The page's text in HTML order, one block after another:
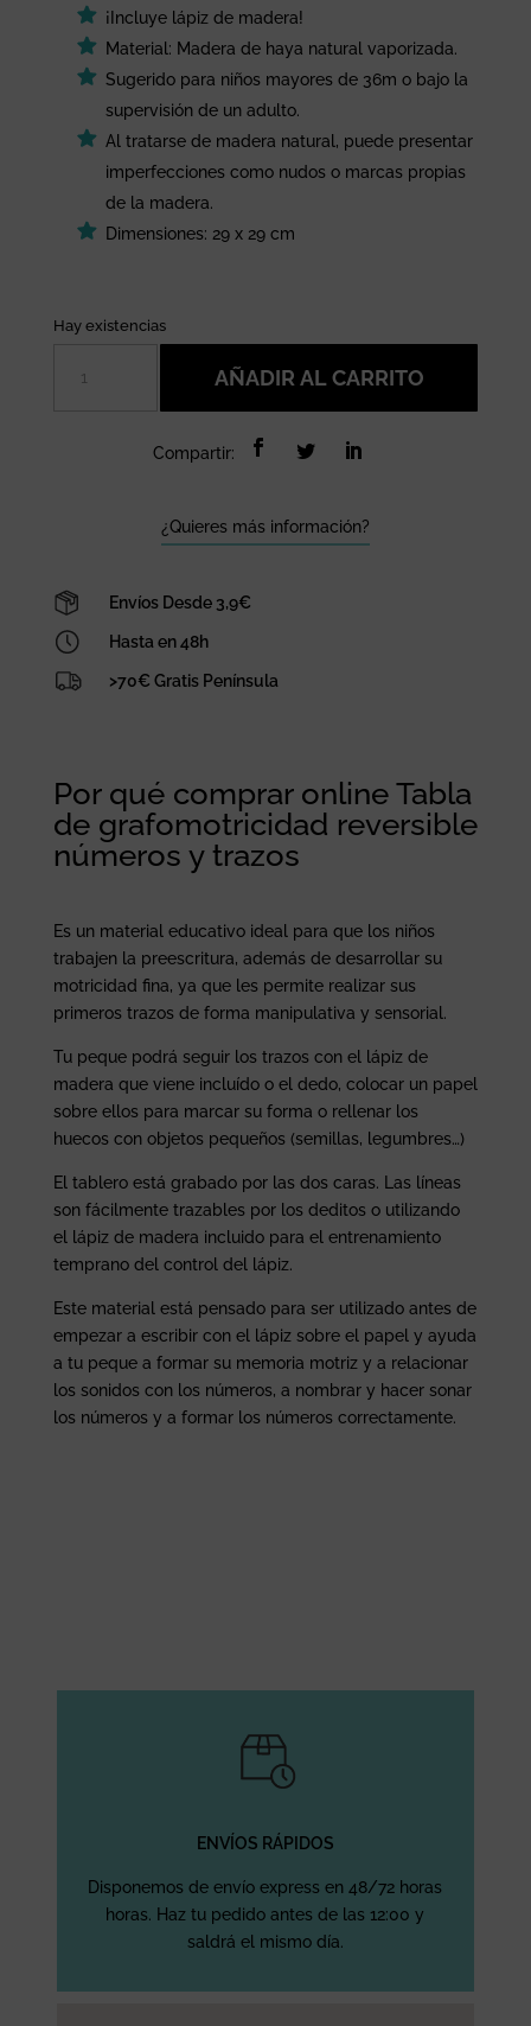
¡Incluye lápiz de madera!
Material: Madera de haya natural vaporizada.
Sugerido para niños mayores de 36m o bajo la
supervisión de un adulto.
Al tratarse de madera natural, puede presentar
imperfecciones como nudos o marcas propias
de la madera.
Dimensiones: 29 x 29 cm
Hay existencias
grafomotricidad
AÑADIR AL CARRITO
Compartir:
¿Quieres más información?
Envíos Desde 3,9€
Hasta en 48h
>70€ Gratis Península
Por qué comprar online Tabla
de grafomotricidad reversible
números y trazos
Es un material educativo ideal para que los niños
trabajen la preescritura, además de desarrollar su
motricidad fina, ya que les permite realizar sus
primeros trazos de forma manipulativa y sensorial.
Tu peque podrá seguir los trazos con el lápiz de
madera que viene incluído o el dedo, colocar un papel
sobre ellos para marcar su forma o rellenar los
huecos con objetos pequeños (semillas, legumbres…)
El tablero está grabado por las dos caras. Las líneas
son fácilmente trazables por los deditos o utilizando
el lápiz de madera incluido para el entrenamiento
temprano del control del lápiz.
Este material está pensado para ser utilizado antes de
empezar a escribir con el lápiz sobre el papel y ayuda
a tu peque a formar su memoria motriz y a relacionar
los sonidos con los números, a nombrar y hacer sonar
los números y a formar los números correctamente.
ENVÍOS RÁPIDOS
Disponemos de envío express en 48/72 horas
horas. Haz tu pedido antes de las 12:00 y
saldrá el mismo día.